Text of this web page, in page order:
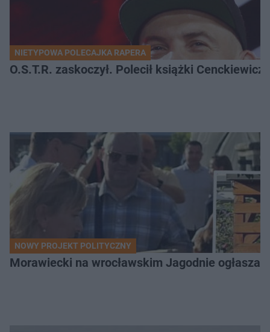
NIETYPOWA POLECAJKA RAPERA
O.S.T.R. zaskoczył. Polecił książki
NOWY PROJEKT POLITYCZNY
Morawiecki na wrocławskim Jagodnie ogłasza